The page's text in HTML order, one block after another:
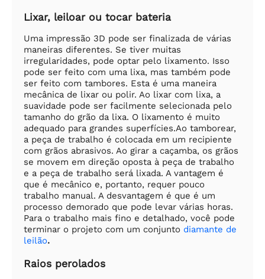
Lixar, leiloar ou tocar bateria
Uma impressão 3D pode ser finalizada de várias
maneiras diferentes. Se tiver muitas
irregularidades, pode optar pelo lixamento. Isso
pode ser feito com uma lixa, mas também pode
ser feito com tambores. Esta é uma maneira
mecânica de lixar ou polir. Ao lixar com lixa, a
suavidade pode ser facilmente selecionada pelo
tamanho do grão da lixa. O lixamento é muito
adequado para grandes superfícies.Ao tamborear,
a peça de trabalho é colocada em um recipiente
com grãos abrasivos. Ao girar a caçamba, os grãos
se movem em direção oposta à peça de trabalho
e a peça de trabalho será lixada. A vantagem é
que é mecânico e, portanto, requer pouco
trabalho manual. A desvantagem é que é um
processo demorado que pode levar várias horas.
Para o trabalho mais fino e detalhado, você pode
terminar o projeto com um conjunto diamante de
leilão.
Raios perolados